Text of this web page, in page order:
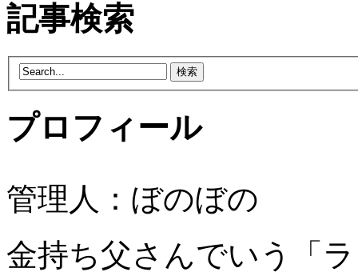
記事検索
プロフィール
管理人：ぼのぼの
金持ち父さんでいう「